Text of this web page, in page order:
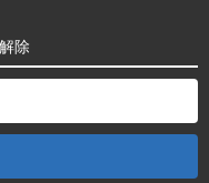
除